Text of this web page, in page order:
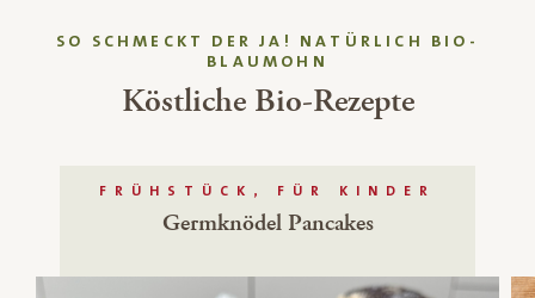
SO SCHMECKT DER JA! NATÜRLICH BIO-
BLAUMOHN
Köstliche Bio-Rezepte
FRÜHSTÜCK, FÜR KINDER
Germknödel Pancakes